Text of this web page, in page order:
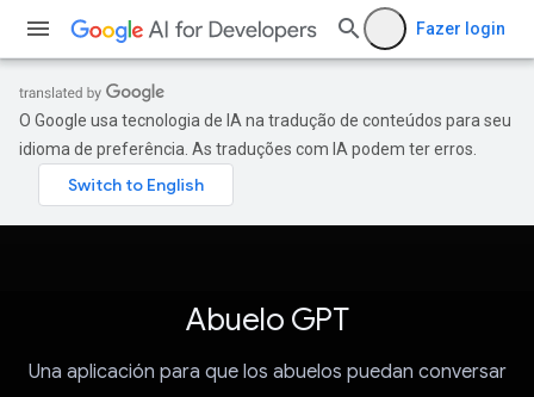
Fazer login
O Google usa tecnologia de IA na tradução de conteúdos para seu
idioma de preferência. As traduções com IA podem ter erros.
Abuelo GPT
Una aplicación para que los abuelos puedan conversar